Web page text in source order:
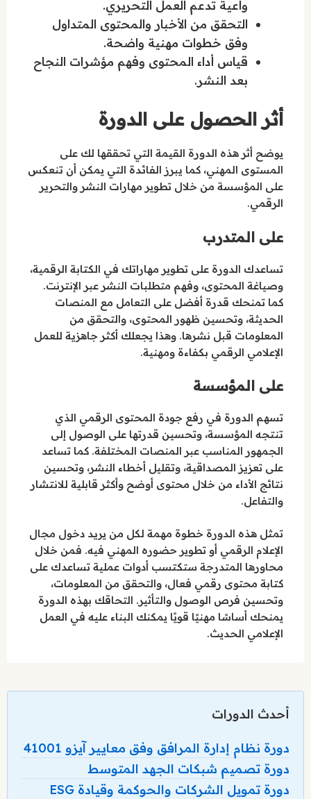
واعية تدعم العمل التحريري.
التحقق من الأخبار والمحتوى المتداول
وفق خطوات مهنية واضحة.
قياس أداء المحتوى وفهم مؤشرات النجاح
بعد النشر.
أثر الحصول على الدورة
يوضح أثر هذه الدورة القيمة التي تحققها لك على
المستوى المهني، كما يبرز الفائدة التي يمكن أن تنعكس
على المؤسسة من خلال تطوير مهارات النشر والتحرير
الرقمي.
على المتدرب
تساعدك الدورة على تطوير مهاراتك في الكتابة الرقمية،
وصياغة المحتوى، وفهم متطلبات النشر عبر الإنترنت.
كما تمنحك قدرة أفضل على التعامل مع المنصات
الحديثة، وتحسين ظهور المحتوى، والتحقق من
المعلومات قبل نشرها. وهذا يجعلك أكثر جاهزية للعمل
الإعلامي الرقمي بكفاءة ومهنية.
على المؤسسة
تسهم الدورة في رفع جودة المحتوى الرقمي الذي
تنتجه المؤسسة، وتحسين قدرتها على الوصول إلى
الجمهور المناسب عبر المنصات المختلفة. كما تساعد
على تعزيز المصداقية، وتقليل أخطاء النشر، وتحسين
نتائج الأداء من خلال محتوى أوضح وأكثر قابلية للانتشار
والتفاعل.
تمثل هذه الدورة خطوة مهمة لكل من يريد دخول مجال
الإعلام الرقمي أو تطوير حضوره المهني فيه. فمن خلال
محاورها المتدرجة ستكتسب أدوات عملية تساعدك على
كتابة محتوى رقمي فعال، والتحقق من المعلومات،
وتحسين فرص الوصول والتأثير. التحاقك بهذه الدورة
يمنحك أساسًا مهنيًا قويًا يمكنك البناء عليه في العمل
الإعلامي الحديث.
أحدث الدورات
دورة نظام إدارة المرافق وفق معايير آيزو 41001
دورة تصميم شبكات الجهد المتوسط
دورة تمويل الشركات والحوكمة وقيادة ESG